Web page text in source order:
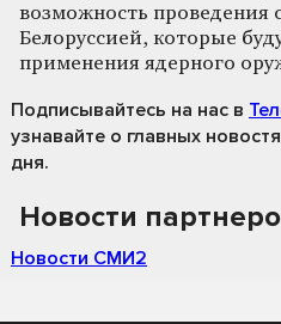
возможность проведения
Белоруссией, которые
применения ядерного
Подписывайтесь на нас в
узнавайте о главных
дня.
Новости
Новости СМИ2